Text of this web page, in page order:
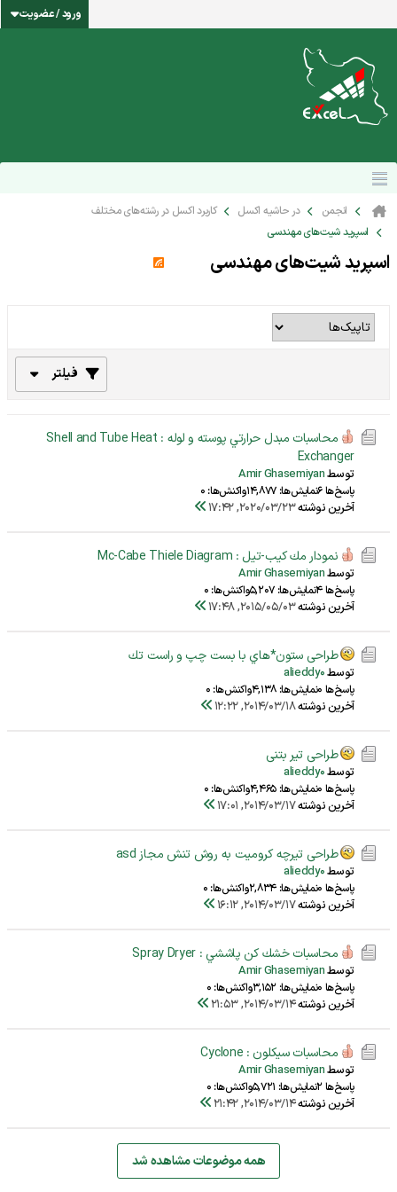
ورود / عضویت
انجمن در حاشیه اکسل
کاربرد اکسل در رشته‌های مختلف
اسپرید شیت‌های مهندسی
اسپرید شیت‌های مهندسی
فیلتر
محاسبات مبدل حرارتي پوسته و لوله : Shell and Tube Heat
Exchanger
توسطAmir Ghasemiyan
پاسخ‌ها 6 نمایش‌ها: 14,877 واکنش‌ها: 0
آخرین نوشته2020/03/23, 17:42
نمودار مك كيب-تيل : Mc-Cabe Thiele Diagram
توسطAmir Ghasemiyan
پاسخ‌ها 4 نمایش‌ها: 5,207 واکنش‌ها: 0
آخرین نوشته2015/05/03, 17:48
طراحی ستون*هاي با بست چپ و راست تك
توسطalieddy0
پاسخ‌ها 0 نمایش‌ها: 4,138 واکنش‌ها: 0
آخرین نوشته2014/03/18, 12:22
طراحی تیر بتنی
توسطalieddy0
پاسخ‌ها 0 نمایش‌ها: 4,465 واکنش‌ها: 0
آخرین نوشته2014/03/17, 17:01
طراحی تیرچه کرومیت به روش تنش مجاز asd
توسطalieddy0
پاسخ‌ها 0 نمایش‌ها: 2,834 واکنش‌ها: 0
آخرین نوشته2014/03/17, 16:12
محاسبات خشك كن پاششي : Spray Dryer
توسطAmir Ghasemiyan
پاسخ‌ها 0 نمایش‌ها: 3,152 واکنش‌ها: 0
آخرین نوشته2014/03/14, 21:53
محاسبات سيكلون : Cyclone
توسطAmir Ghasemiyan
پاسخ‌ها 2 نمایش‌ها: 5,721 واکنش‌ها: 0
آخرین نوشته2014/03/14, 21:42
همه موضوعات مشاهده شد